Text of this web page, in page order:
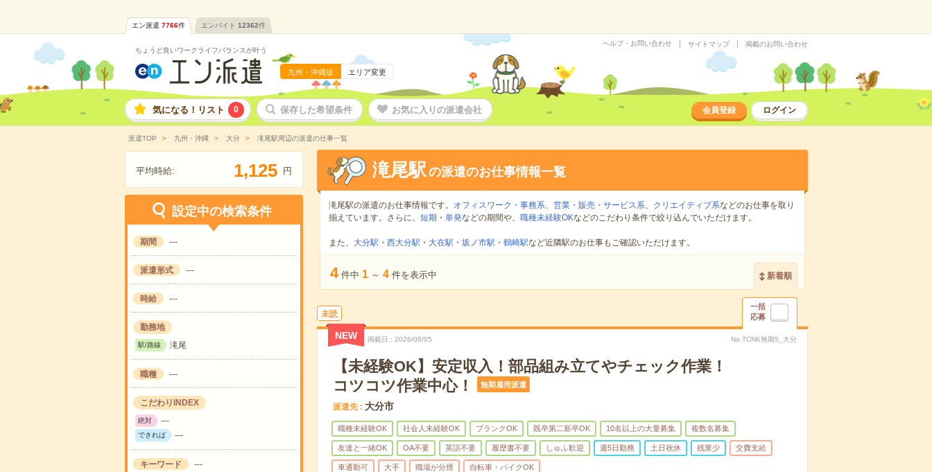
エン派遣 7766件 エンバイト 12362件
ちょうど良いワークライフバランスが叶う
九州・沖縄版 エリア変更
ヘルプ・お問い合わせ サイトマップ 掲載のお問い合わせ
気になる！リスト 0 保存した希望条件 お気に入りの派遣会社 会員登録 ログイン
派遣TOP 九州・沖縄 大分 滝尾駅周辺の派遣の仕事一覧
平均時給: 1,125 円
設定中の検索条件
期間 ---
派遣形式 ---
時給 ---
勤務地
駅/路線 滝尾
職種 ---
こだわりINDEX
絶対 ---
できれば ---
キーワード ---
滝尾駅の派遣のお仕事情報一覧
滝尾駅の派遣のお仕事情報です。 オフィスワーク・事務系、 営業・販売・サービス系、 クリエイティブ系などのお仕事を取り
揃えています。さらに、 短期 ・ 単発などの期間や、 職種未経験OKなどのこだわり条件で絞り込んでいただけます。
また、 大分駅 ・ 西大分駅 ・ 大在駅 ・ 坂ノ市駅 ・ 鶴崎駅など近隣駅のお仕事もご確認いただけます。
4 件中 1 ～ 4 件を表示中 新着順
未読
一括
応募
NEW 掲載日 2026/08/05 No.TCNK無期5_大分
【未経験OK】安定収入！部品組み立てやチェック作業！
コツコツ作業中心！
無期雇用派遣
派遣先 大分市
職種未経験OK 社会人未経験OK ブランクOK 既卒第二新卒OK 10名以上の大量募集 複数名募集
友達と一緒OK OA不要 英語不要 履歴書不要 しゅふ歓迎 週5日勤務 土日祝休 残業少 交費支給
車通勤可 大手 職場が分煙 自転車・バイクOK